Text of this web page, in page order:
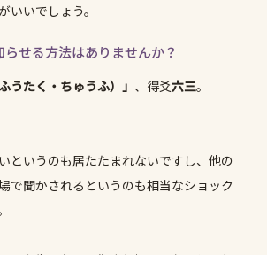
いいでしょう。
せる方法はありませんか？
うたく・ちゅうふ）」 、得爻六三。
というのも居たたまれないですし、他の
で聞かされるというのも相当なショック